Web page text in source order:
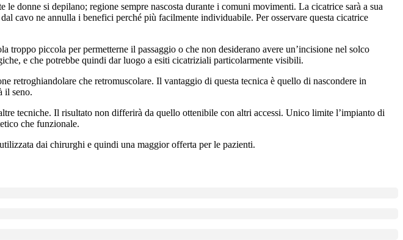
donne si depilano; regione sempre nascosta durante i comuni movimenti. La cicatrice sarà a sua
cavo ne annulla i benefici perché più facilmente individuabile. Per osservare questa cicatrice
troppo piccola per permetterne il passaggio o che non desiderano avere un’incisione nel solco
e che potrebbe quindi dar luogo a esiti cicatriziali particolarmente visibili.
retroghiandolare che retromuscolare. Il vantaggio di questa tecnica è quello di nascondere in
il seno.
tecniche. Il risultato non differirà da quello ottenibile con altri accessi. Unico limite l’impianto di
che funzionale.
dai chirurghi e quindi una maggior offerta per le pazienti.